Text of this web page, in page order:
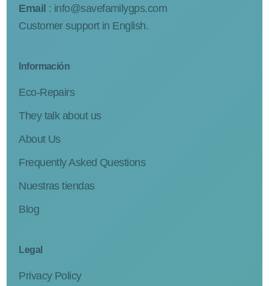
Email : info@savefamilygps.com
Customer support in English.
Información
Eco-Repairs
They talk about us
About Us
Frequently Asked Questions
Nuestras tiendas
Blog
Legal
Privacy Policy